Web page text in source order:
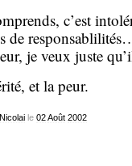
c’est
de
je veux juste
et la peur.
Nicolaile 02 Août 2002